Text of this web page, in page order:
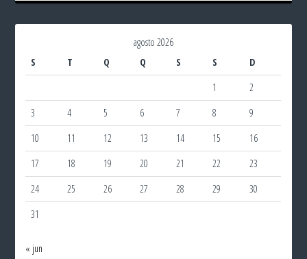
agosto 2026
S
T Q Q S S
D
1
2
3
4 5 6 7 8
9
10
11 12 13 14 15
16
17
18 19 20 21 22
23
24
25 26 27 28 29
30
31
« jun